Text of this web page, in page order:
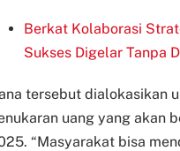
Berkat Kolaborasi
Sukses Digelar Tanpa
tersebut dialokasikan
uang yang akan
“Masyarakat bisa